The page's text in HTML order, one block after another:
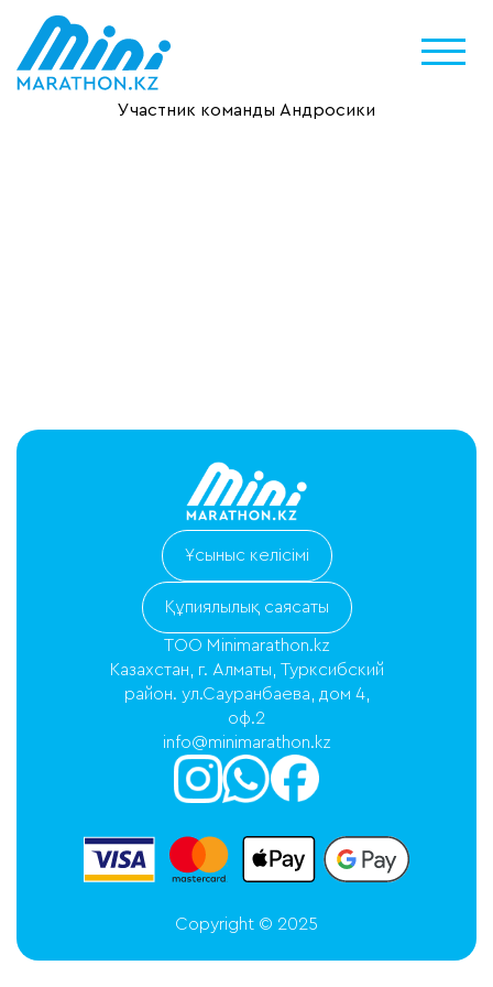
Участник команды Андросики
Ұсыныс келісімі
Құпиялылық саясаты
ТОО Minimarathon.kz
Казахстан, г. Алматы, Турксибский
район. ул.Сауранбаева, дом 4,
оф.2
info@minimarathon.kz
Copyright © 2025